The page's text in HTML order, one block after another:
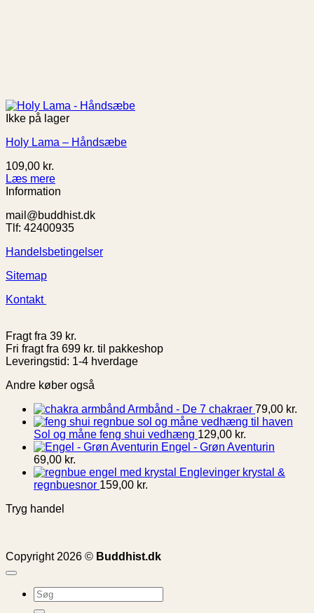
Ikke på lager
Holy Lama – Håndsæbe
109,00 kr.
Læs mere
Information
mail@buddhist.dk
Tlf: 42400935
Handelsbetingelser
Sitemap
Kontakt
Fragt fra 39 kr.
Fri fragt fra 699 kr. til pakkeshop
Leveringstid: 1-4 hverdage
Andre køber også
Armbånd - De 7 chakraer 79,00 kr.
Sol og måne feng shui vedhæng 129,00 kr.
Engel - Grøn Aventurin
69,00 kr.
Englevinger krystal &
regnbuesnor 159,00 kr.
Tryg handel
Copyright 2026 © Buddhist.dk
Søg
efter: